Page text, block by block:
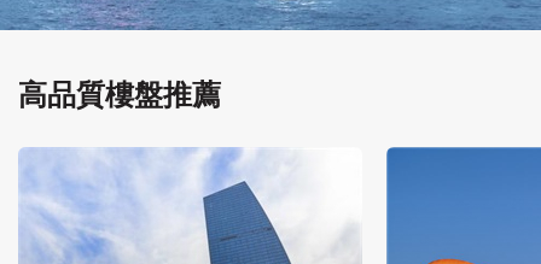
高品質樓盤推薦